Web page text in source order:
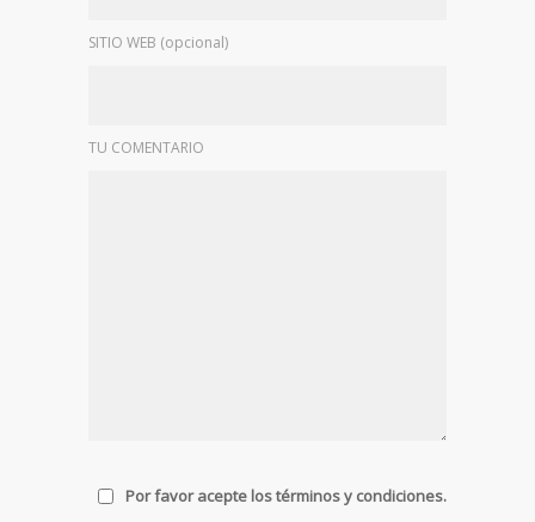
SITIO WEB (opcional)
TU COMENTARIO
Por favor acepte los términos y condiciones.